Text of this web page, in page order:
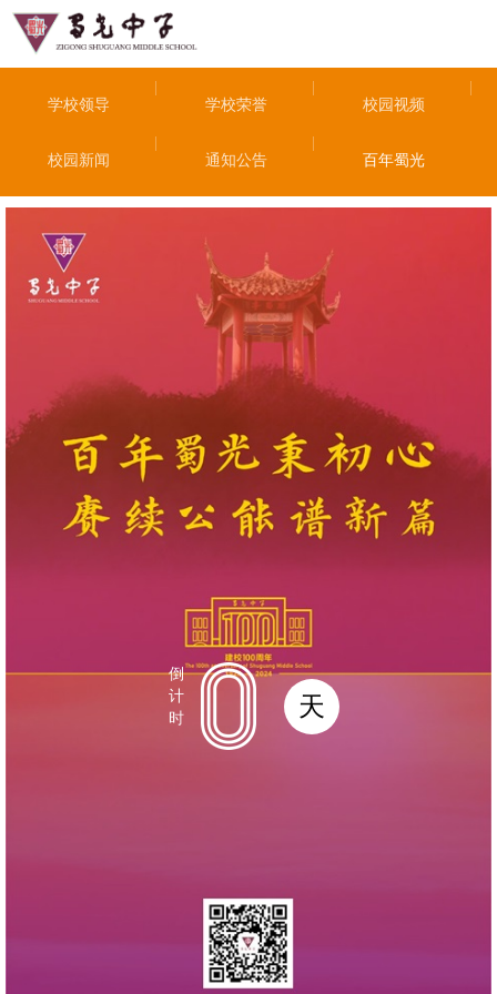
学校领导 学校荣誉 校园视频
校园新闻 通知公告 百年蜀光
倒
计
时
天